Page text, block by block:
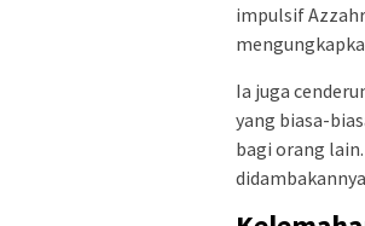
impulsif
Ia juga
yang biasa-
bagi orang